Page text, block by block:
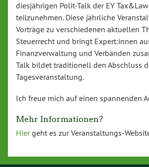
diesjährigen Polit-Talk der EY Tax&Law
teilzunehmen. Diese jährliche
Vorträge zu verschiedenen aktuellen
Steuerrecht und bringt Expert:innen
Finanzverwaltung und Verbänden
Talk bildet traditionell den Abschluss
Tagesveranstaltung.
Ich freue mich auf einen spannenden
Mehr Informationen?
Hiergeht es zur Veranstaltungs-